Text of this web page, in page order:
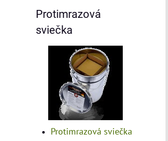
Protimrazová
sviečka
Protimrazová sviečka